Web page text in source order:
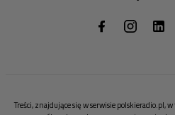
Treści, znajdujące się w serwisie polskieradio.pl,